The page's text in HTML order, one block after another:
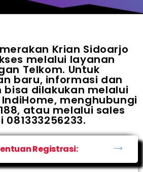
Krian Sidoarjo
melalui layanan
Telkom. Untuk
baru, informasi dan
dilakukan melalui
menghubungi
atau melalui sales
081333256233.
Registrasi: